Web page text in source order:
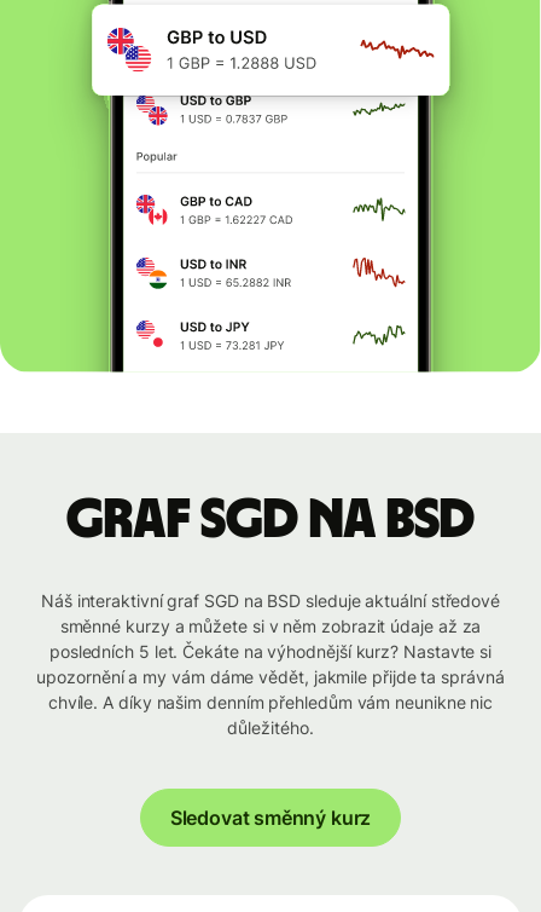
graf SGD na BSD
Náš interaktivní graf SGD na BSD sleduje aktuální středové
směnné kurzy a můžete si v něm zobrazit údaje až za
posledních 5 let. Čekáte na výhodnější kurz? Nastavte si
upozornění a my vám dáme vědět, jakmile přijde ta správná
chvíle. A díky našim denním přehledům vám neunikne nic
důležitého.
Sledovat směnný kurz